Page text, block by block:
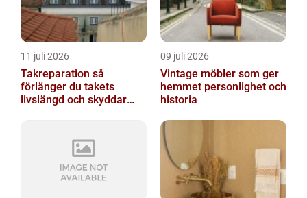
11 juli 2026
Takreparation så
förlänger du takets
livslängd och skyddar
09 juli 2026
Vintage möbler som ger
hemmet personlighet och
historia